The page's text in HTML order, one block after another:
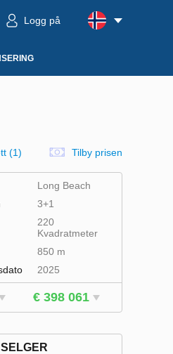
Logg på
(1) Tilby prisen
Long Beach
3+1
220
Kvadratmeter
850 m
2025
€ 398 061
SELGER